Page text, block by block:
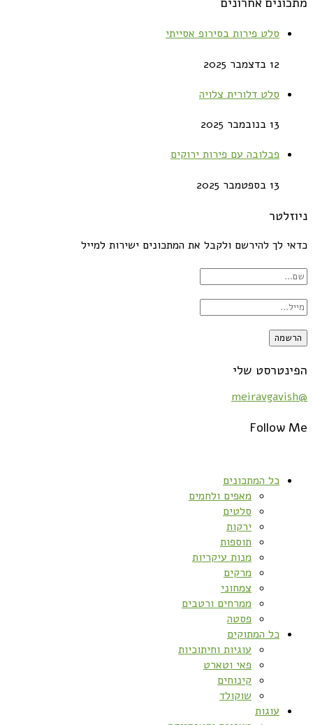
סלט פירות בסירופ אסייתי
12 בדצמבר 2025
סלט דלורית צלויה
13 בנובמבר 2025
פבלובה עם פירות ירוקים
13 בספטמבר 2025
ניוזלטר
כדאי לך להירשם ולקבל את המתכונים ישירות למייל
הפינטרסט שלי
@meiravgavish
Follow Me
כל המתכונים
מאפים ולחמים
סלטים
ירקות
תוספות
מנות עיקריות
מרקים
צמחוני
ממרחים ורטבים
פסטה
כל המתוקים
עוגיות וחיתוכיות
פאי וטארט
קינוחים
שוקולד
עוגות